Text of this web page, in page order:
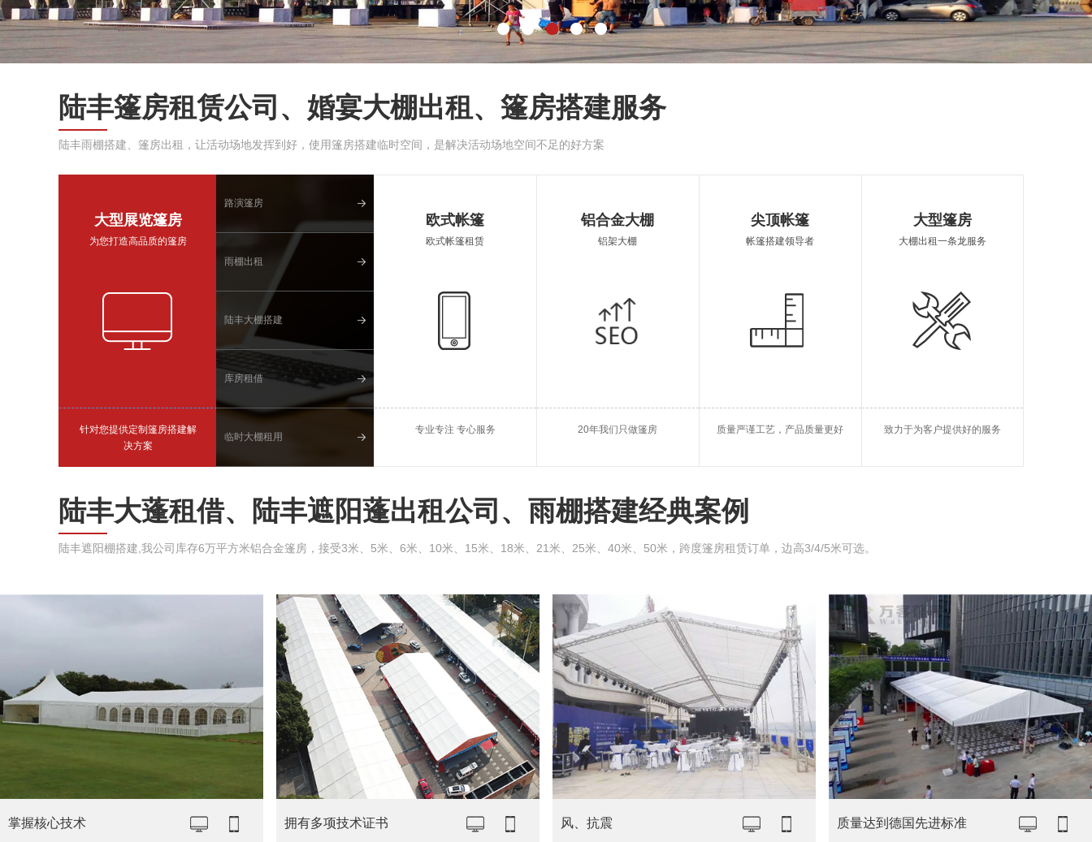
陆丰篷房租赁公司、婚宴大棚出租、篷房搭建服务
陆丰雨棚搭建、篷房出租，让活动场地发挥到好，使用篷房搭建临时空间，是解决活动场地空间不足的好方案
大型展览篷房
为您打造高品质的篷房
针对您提供定制篷房搭建解
决方案
路演篷房
雨棚出租
陆丰大棚搭建
库房租借
临时大棚租用
欧式帐篷
欧式帐篷租赁
专业专注 专心服务
陆丰雨棚出租
铝合金大棚
铝架大棚
20年我们只做篷房
陆丰玻璃蓬房
尖顶帐篷
帐篷搭建领导者
质量严谨工艺，产品质量更好
陆丰遮阳雨棚
陆丰帐篷租用
大型篷房
大棚出租一条龙服务
致力于为客户提供好的服务
陆丰大蓬租借、陆丰遮阳蓬出租公司、雨棚搭建经典案例
陆丰遮阳棚搭建,我公司库存6万平方米铝合金篷房，接受3米、5米、6米、10米、15米、18米、21米、25米、40米、50米，跨度篷房租赁订单，边高3/4/5米可选。
掌握核心技术 拥有多项技术证书 风、抗震 质量达到德国先进标准